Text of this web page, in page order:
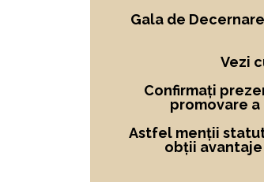
Gala de
Vezi
Confirmați
promovare
Astfel menții
obții